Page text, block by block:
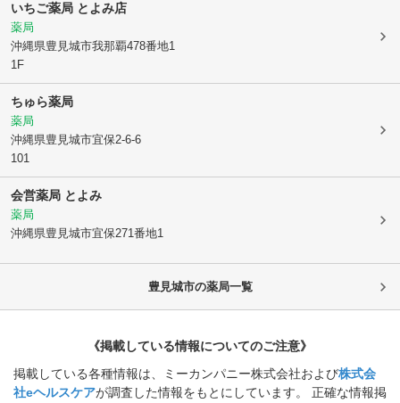
いちご薬局 とよみ店
薬局
沖縄県豊見城市我那覇478番地1
1F
ちゅら薬局
薬局
沖縄県豊見城市宜保2-6-6
101
会営薬局 とよみ
薬局
沖縄県豊見城市宜保271番地1
豊見城市の薬局一覧
《掲載している情報についてのご注意》
掲載している各種情報は、ミーカンパニー株式会社および株式会
社eヘルスケアが調査した情報をもとにしています。 正確な情報掲